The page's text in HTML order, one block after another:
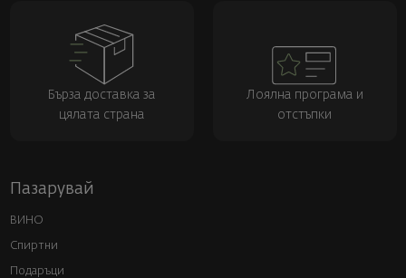
Бърза доставка за
цялата страна
Лоялна програма и
отстъпки
Пазарувай
ВИНО
Спиртни
Подаръци